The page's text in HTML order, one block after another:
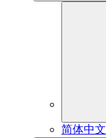
简体中文